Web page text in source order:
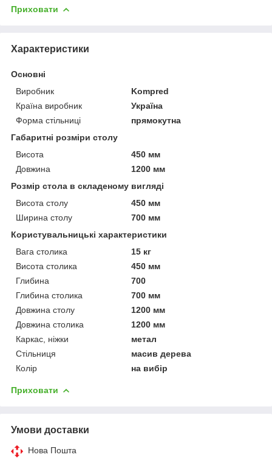
Приховати
Характеристики
Основні
Виробник
Kompred
Країна виробник
Україна
Форма стільниці
прямокутна
Габаритні розміри столу
Висота
450 мм
Довжина
1200 мм
Розмір стола в складеному вигляді
Висота столу
450 мм
Ширина столу
700 мм
Користувальницькі характеристики
Вага столика
15 кг
Висота столика
450 мм
Глибина
700
Глибина столика
700 мм
Довжина столу
1200 мм
Довжина столика
1200 мм
Каркас, ніжки
метал
Стільниця
масив дерева
Колір
на вибір
Приховати
Умови доставки
Нова Пошта